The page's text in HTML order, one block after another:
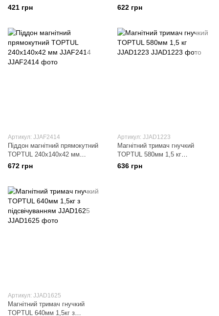
421 грн 622 грн
Артикул: JJAF2414
Піддон магнітний прямокутний
TOPTUL 240x140x42 мм
JJAF2414
672 грн
Артикул: JJAD1223
Магнітний тримач гнучкий
TOPTUL 580мм 1,5 кг
JJAD1223
636 грн
Артикул: JJAD1625
Магнітний тримач гнучкий
TOPTUL 640мм 1,5кг з